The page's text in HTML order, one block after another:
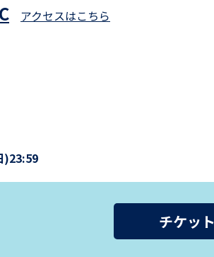
アクセスはこちら
)23:59
チケッ